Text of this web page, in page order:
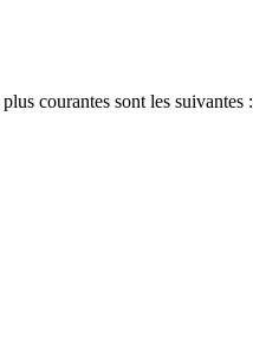
courantes sont les suivantes :